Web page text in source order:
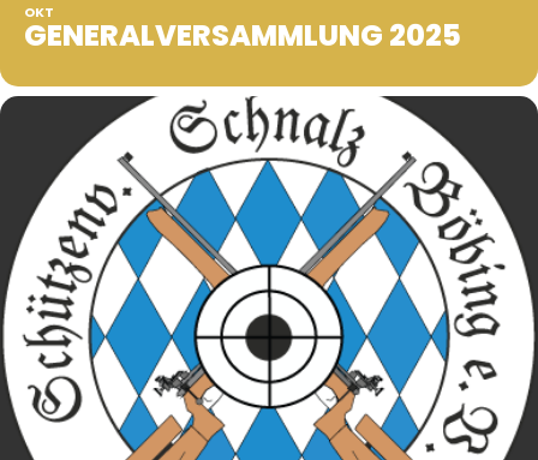
OKT
GENERALVERSAMMLUNG 2025